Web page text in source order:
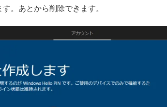
。あとから削除できます。